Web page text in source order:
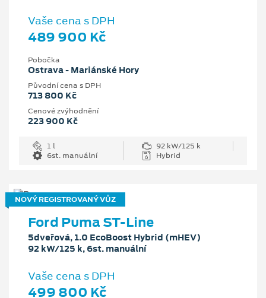
Vaše cena s DPH
489 900 Kč
Pobočka
Ostrava - Mariánské Hory
Původní cena s DPH
713 800 Kč
Cenové zvýhodnění
223 900 Kč
1 l
92 kW/125 k
6st. manuální
Hybrid
NOVÝ REGISTROVANÝ VŮZ
Ford Puma ST-Line
5dveřová, 1.0 EcoBoost Hybrid (mHEV)
92 kW/125 k, 6st. manuální
Vaše cena s DPH
499 800 Kč